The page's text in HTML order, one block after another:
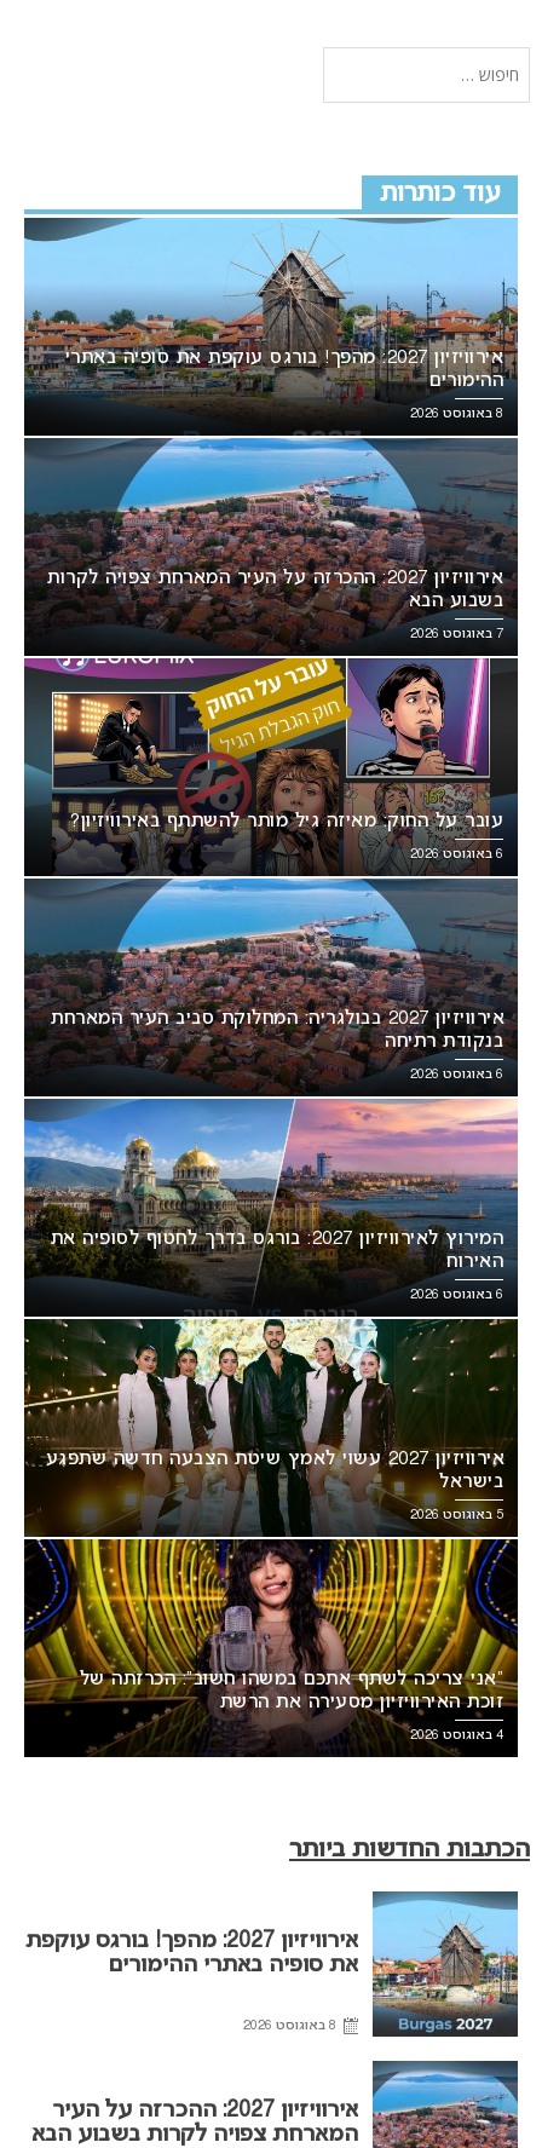
עוד כותרות
אירוויזיון 2027: מהפך! בורגס עוקפת את סופיה באתרי
ההימורים
8 באוגוסט 2026
אירוויזיון 2027: ההכרזה על העיר המארחת צפויה לקרות
בשבוע הבא
7 באוגוסט 2026
עובר על החוק: מאיזה גיל מותר להשתתף באירוויזיון?
6 באוגוסט 2026
אירוויזיון 2027 בבולגריה: המחלוקת סביב העיר המארחת
בנקודת רתיחה
6 באוגוסט 2026
המירוץ לאירוויזיון 2027: בורגס בדרך לחטוף לסופיה את
האירוח
6 באוגוסט 2026
אירוויזיון 2027 עשוי לאמץ שיטת הצבעה חדשה שתפגע
בישראל
5 באוגוסט 2026
“אני צריכה לשתף אתכם במשהו חשוב”: הכרזתה של
זוכת האירוויזיון מסעירה את הרשת
4 באוגוסט 2026
הכתבות החדשות ביותר
אירוויזיון 2027: מהפך! בורגס עוקפת
את סופיה באתרי ההימורים
8 באוגוסט 2026
אירוויזיון 2027: ההכרזה על העיר
המארחת צפויה לקרות בשבוע הבא